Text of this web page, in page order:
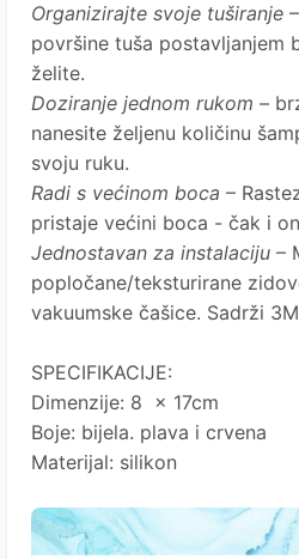
Organizirajte svoje tuširanje
površine tuša postavljanjem
želite.
Doziranje jednom rukom –
nanesite željenu količinu
svoju ruku.
Radi s većinom boca –
pristaje većini boca - čak i
Jednostavan za instalaciju –
popločane/teksturirane
vakuumske čašice. Sadrži
SPECIFIKACIJE:
Dimenzije: 8 x 17cm
Boje: bijela. plava i crvena
Materijal: silikon